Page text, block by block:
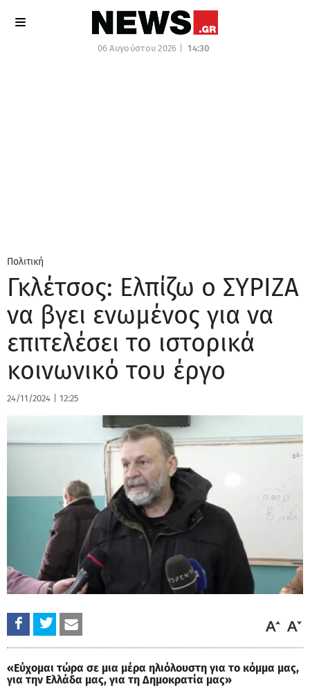
06 Αυγούστου 2026 | 14:30
Πολιτική
Γκλέτσος: Ελπίζω ο ΣΥΡΙΖΑ
να βγει ενωμένος για να
επιτελέσει το ιστορικά
κοινωνικό του έργο
24/11/2024 12:25
«Εύχομαι τώρα σε μια μέρα ηλιόλουστη για το κόμμα μας,
για την Ελλάδα μας, για τη Δημοκρατία μας»